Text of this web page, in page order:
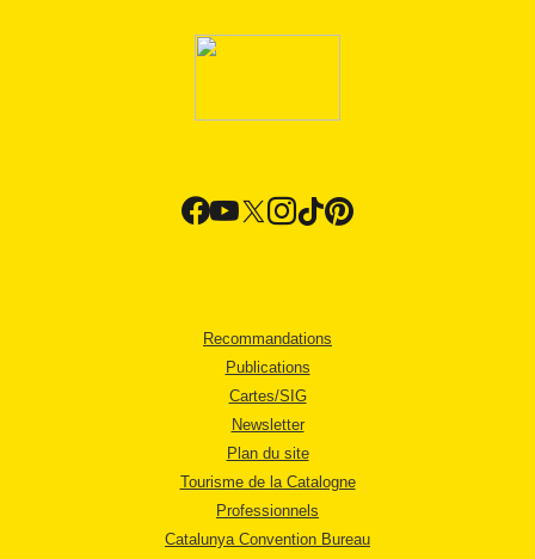
Recommandations
Publications
Cartes/SIG
Newsletter
Plan du site
Tourisme de la Catalogne
Professionnels
Catalunya Convention Bureau